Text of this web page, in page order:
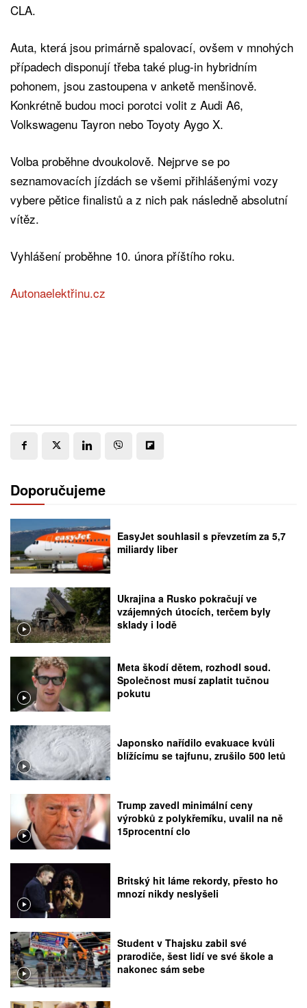
CLA.
Auta, která jsou primárně spalovací, ovšem v mnohých
případech disponují třeba také plug-in hybridním
pohonem, jsou zastoupena v anketě menšinově.
Konkrétně budou moci porotci volit z Audi A6,
Volkswagenu Tayron nebo Toyoty Aygo X.
Volba proběhne dvoukolově. Nejprve se po
seznamovacích jízdách se všemi přihlášenými vozy
vybere pětice finalistů a z nich pak následně absolutní
vítěz.
Vyhlášení proběhne 10. února příštího roku.
Autonaelektřinu.cz
Doporučujeme
EasyJet souhlasil s převzetím za 5,7
miliardy liber
Ukrajina a Rusko pokračují ve
vzájemných útocích, terčem byly
sklady i lodě
Meta škodí dětem, rozhodl soud.
Společnost musí zaplatit tučnou
pokutu
Japonsko nařídilo evakuace kvůli
blížícímu se tajfunu, zrušilo 500 letů
Trump zavedl minimální ceny
výrobků z polykřemíku, uvalil na ně
15procentní clo
Britský hit láme rekordy, přesto ho
mnozí nikdy neslyšeli
Student v Thajsku zabil své
prarodiče, šest lidí ve své škole a
nakonec sám sebe